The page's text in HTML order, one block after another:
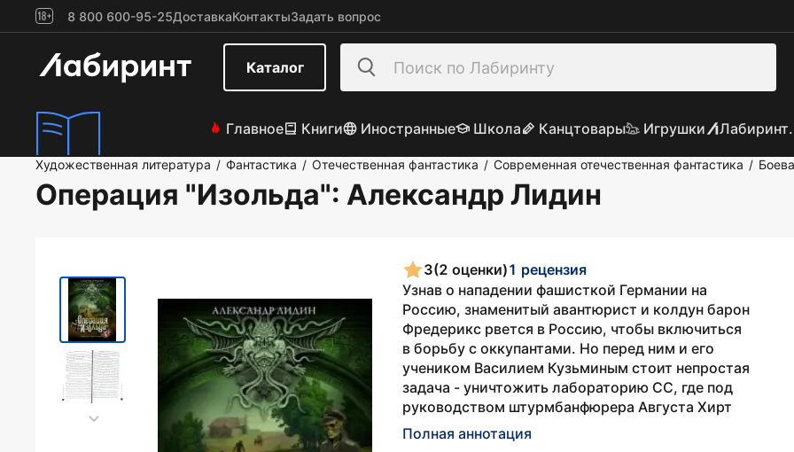
8 800 600-95-25ДоставкаКонтактыЗадать вопрос
Каталог
Главное Книги Иностранные Школа Канцтовары Игрушки
Художественная литература / Фантастика / Отечественная фантастика / Современная отечественная фантастика /
Операция "Изольда": Александр Лидин
3(2 оценки)1 рецензия
Узнав о нападении фашисткой Германии на
Россию, знаменитый авантюрист и колдун барон
Фредерикс рвется в Россию, чтобы включиться
в борьбу с оккупантами. Но перед ним и его
учеником Василием Кузьминым стоит непростая
задача - уничтожить лабораторию СС, где под
руководством штурмбанфюрера Августа Хирт
Полная аннотация